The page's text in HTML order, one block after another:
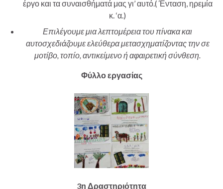
έργο και τα συναισθήματά μας γι’ αυτό.( Ένταση, ηρεμία
κ. ‘α.)
Επιλέγουμε μια λεπτομέρεια του πίνακα και
αυτοσχεδιάζουμε ελεύθερα μετασχηματίζοντας την σε
μοτίβο, τοπίο, αντικείμενο ή αφαιρετική σύνθεση.
Φύλλο εργασίας
3η Δραστηριότητα